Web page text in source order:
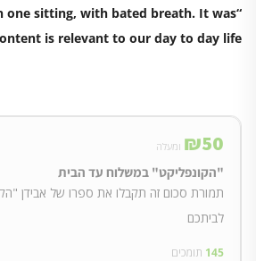
one sitting, with bated breath. It was
is relevant to our day to day life.
₪50 ומעלה
"הקונפליקט" במשלוח עד הבית
תמורת סכום זה תקבלו את ספרו של אבידן
לביתכם
145 תומכים